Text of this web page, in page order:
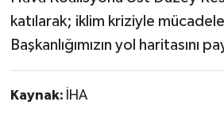
katılarak; iklim kriziyle
Başkanlığımızın yol haritasını
Kaynak: İHA